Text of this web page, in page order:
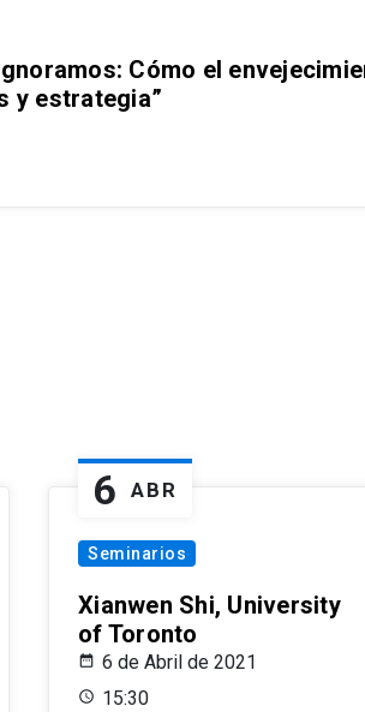
Cómo el
y estrategia”
6 ABR
Seminarios
Xianwen Shi, University
of Toronto
6 de Abril de 2021
15:30